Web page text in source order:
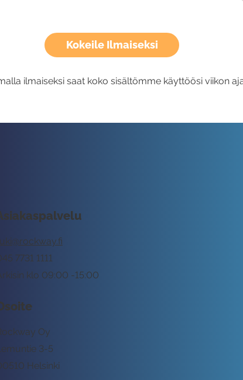
Kokeile Ilmaiseksi
ilmaiseksi saat koko sisältömme käyttöösi viikon
klo 09:00 -15:00
7731 1111
Oy
Lemuntie 3-5
Helsinki